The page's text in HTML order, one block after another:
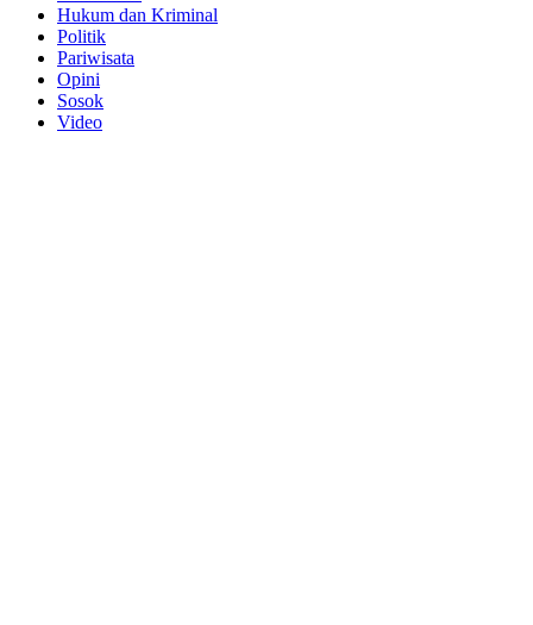
Hukum dan Kriminal
Politik
Pariwisata
Opini
Sosok
Video